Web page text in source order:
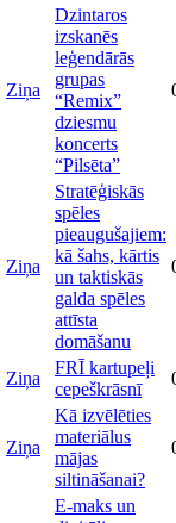
Ziņa
Dzintaros
izskanēs
leģendārās
grupas
“Remix”
dziesmu
koncerts
“Pilsēta”
Ziņa
Stratēģiskās
spēles
pieaugušajiem:
kā šahs, kārtis
un taktiskās
galda spēles
attīsta
domāšanu
Ziņa
FRĪ kartupeļi
cepeškrāsnī
Ziņa
Kā izvēlēties
materiālus
mājas
siltināšanai?
E-maks un